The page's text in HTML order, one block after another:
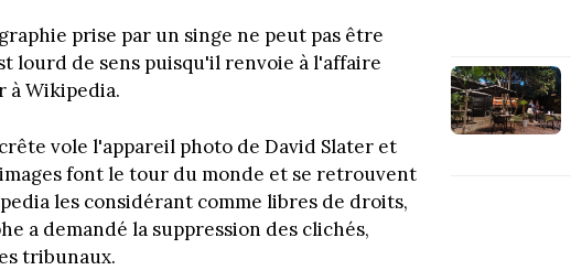
prise par un singe ne peut pas être
lourd de sens puisqu'il renvoie à l'affaire
à Wikipedia.
vole l'appareil photo de David Slater et
font le tour du monde et se retrouvent
les considérant comme libres de droits,
a demandé la suppression des clichés,
tribunaux.